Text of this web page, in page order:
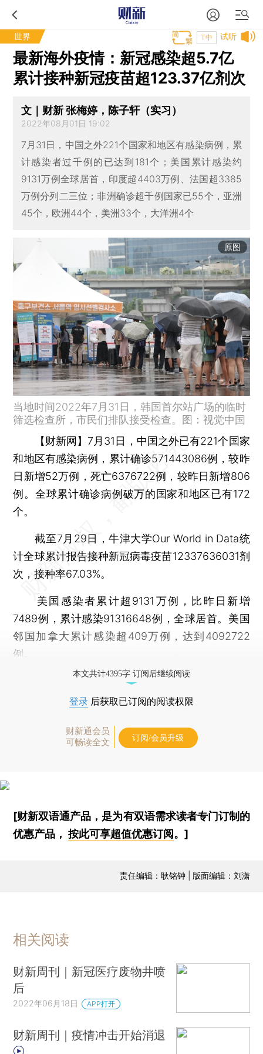
世界 试听
T中
最新海外疫情：新冠感染超5.7亿
累计接种新冠疫苗超123.37亿剂次
文｜财新 张梅婷，陈子轩（实习）
2022年08月01日 19:02
7月31日，中国之外221个国家和地区有感染病例，累
计感染者过千例的已达到181个；美国累计感染约
9131万例全球居首，印度超4403万例、法国超3385
万例分列二三位；非洲确诊超千例国家已55个，亚洲
45个，欧洲44个，美洲33个，大洋洲4个
原图
当地时间2022年7月31日，韩国首尔站广场的临时
筛选检查所，市民们排队接受检查。图：视觉中国
【财新网】 7月31日，中国之外已有221个国家
和地区有感染病例，累计确诊571443086例，较昨
日新增52万例，死亡6376722例，较昨日新增806
例。全球累计确诊病例破万的国家和地区已有172
个。
截至7月29日，牛津大学Our World in Data统
计全球累计报告接种新冠病毒疫苗12337636031剂
次，接种率67.03%。
美国感染者累计超9131万例，比昨日新增
7489例，累计感染91316648例，全球居首。美国
邻国加拿大累计感染超409万例，达到4092722
例。
本文共计4395字 订阅后继续阅读
登录 后获取已订阅的阅读权限
财新通会员
可畅读全文
订阅/会员升级
[财新双语通产品，是为有双语需求读者专门订制的
优惠产品，按此可享超值优惠订阅。]
责任编辑：耿铭钟 | 版面编辑：刘潇
相关阅读
财新周刊｜新冠医疗废物井喷
后
2022年06月18日 APP打开
财新周刊｜疫情冲击开始消退